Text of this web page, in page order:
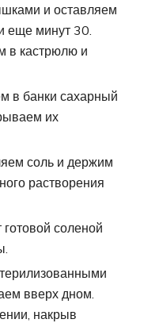
и оставляем
еще минут 30.
в кастрюлю и
в банки сахарный
их
соль и держим
растворения
соленой
вверх дном.
накрыв